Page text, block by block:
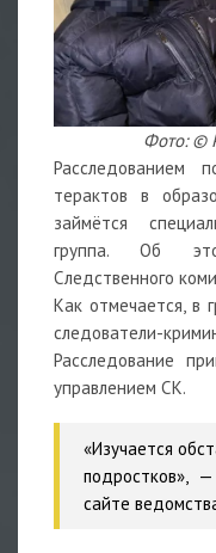
Фото: ©
Расследованием
терактов в
займётся
группа. Об
Следственного
Как отмечается, в
следователи-
Расследование
управлением СК.
«Изучается
подростков», —
сайте